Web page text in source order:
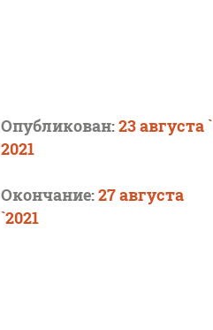
Опубликован:23 августа `
2021
Окончание:27 августа
`2021